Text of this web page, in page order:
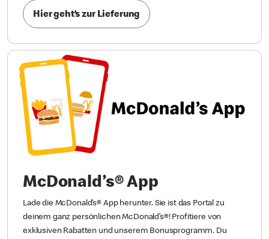
Hier geht’s zur Lieferung
McDonald’s® App
Lade die McDonald’s® App herunter. Sie ist das Portal zu
deinem ganz persönlichen McDonald’s®! Profitiere von
exklusiven Rabatten und unserem Bonusprogramm. Du